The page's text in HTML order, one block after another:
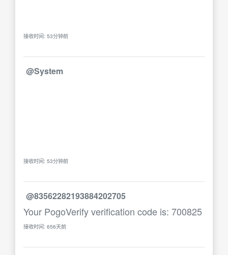
接收时间: 53分钟前
@System
接收时间: 53分钟前
@83562282193884202705
Your PogoVerify verification code is: 700825
接收时间: 656天前